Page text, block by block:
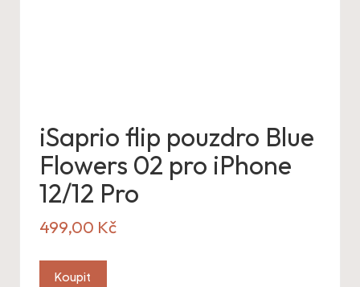
iSaprio flip pouzdro Blue
Flowers 02 pro iPhone
12/12 Pro
499,00 Kč
Koupit